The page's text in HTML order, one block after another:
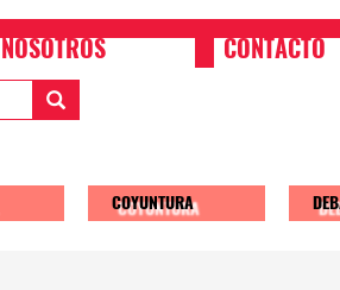
NOSOTROS CONTACTO
COYUNTURA